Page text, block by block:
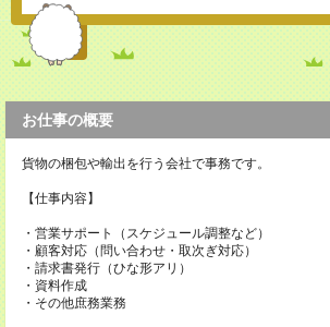
お仕事の概要
貨物の梱包や輸出を行う会社で事務です。
【仕事内容】
・営業サポート（スケジュール調整など）
・顧客対応（問い合わせ・取次ぎ対応）
・請求書発行（ひな形アリ）
・資料作成
・その他庶務業務